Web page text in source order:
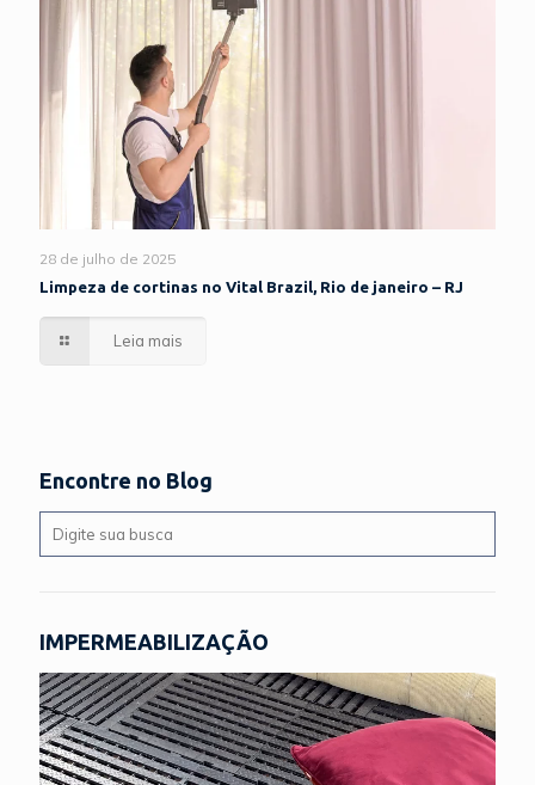
28 de julho de 2025
Limpeza de cortinas no Vital Brazil, Rio de janeiro – RJ
Leia mais
Encontre no Blog
IMPERMEABILIZAÇÃO
Tocador
de
vídeo